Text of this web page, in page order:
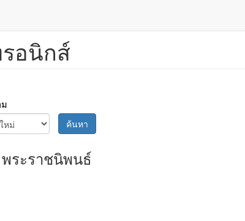
อนิกส์
ค้นหา
พระราชนิพนธ์